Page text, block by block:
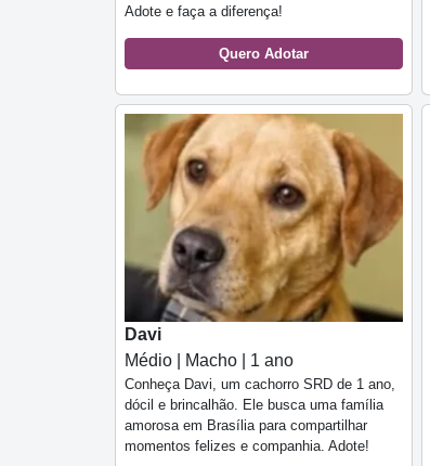
Adote e faça a diferença!
Quero Adotar
Davi
Médio | Macho | 1 ano
Conheça Davi, um cachorro SRD de 1 ano,
dócil e brincalhão. Ele busca uma família
amorosa em Brasília para compartilhar
momentos felizes e companhia. Adote!